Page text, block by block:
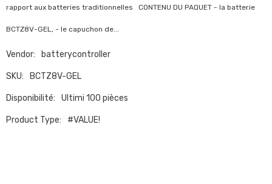
rapport aux batteries traditionnelles CONTENU DU PAQUET - la batterie
BCTZ8V-GEL, - le capuchon de...
Vendor: batterycontroller
SKU: BCTZ8V-GEL
Disponibilité: Ultimi 100 pièces
Product Type: #VALUE!